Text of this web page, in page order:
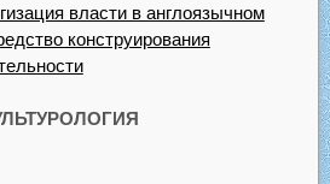
власти в англоязычном
конструирования